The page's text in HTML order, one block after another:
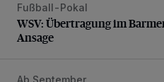
WSV: Übertragung im
Fußball-Pokal
WSV: Übertragung im
Ansage
Ab September